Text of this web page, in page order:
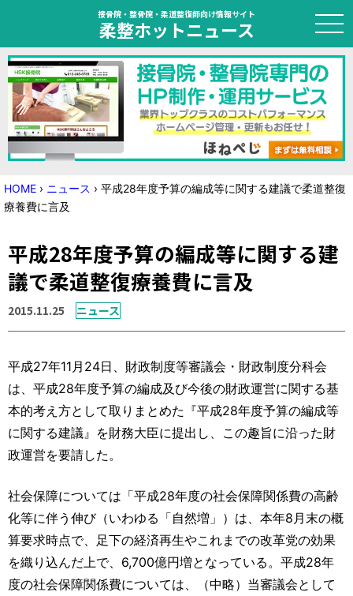
接骨院・整骨院・柔道整復師向け情報サイト
柔整ホットニュース
HOME
トピック
ニュース
国家試験対策
学会・セミナー情報
運営元 お問い合わせ
HOME › ニュース › 平成28年度予算の編成等に関する建議で柔道整復
療養費に言及
平成28年度予算の編成等に関する建
議で柔道整復療養費に言及
2015.11.25 ニュース
平成27年11月24日、財政制度等審議会・財政制度分科会
は、平成28年度予算の編成及び今後の財政運営に関する基
本的考え方として取りまとめた『平成28年度予算の編成等
に関する建議』を財務大臣に提出し、この趣旨に沿った財
政運営を要請した。
社会保障については「平成28年度の社会保障関係費の高齢
化等に伴う伸び（いわゆる「自然増」）は、本年8月末の概
算要求時点で、足下の経済再生やこれまでの改革党の効果
を織り込んだ上で、6,700億円増となっている。平成28年
度の社会保障関係費については、（中略）当審議会として